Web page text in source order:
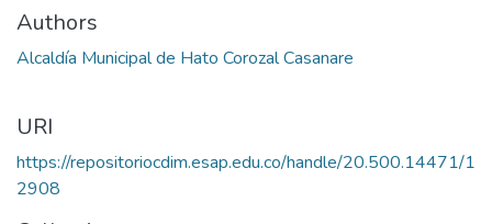
Authors
Alcaldía Municipal de Hato Corozal Casanare
URI
https://repositoriocdim.esap.edu.co/handle/20.500.14471/1
2908